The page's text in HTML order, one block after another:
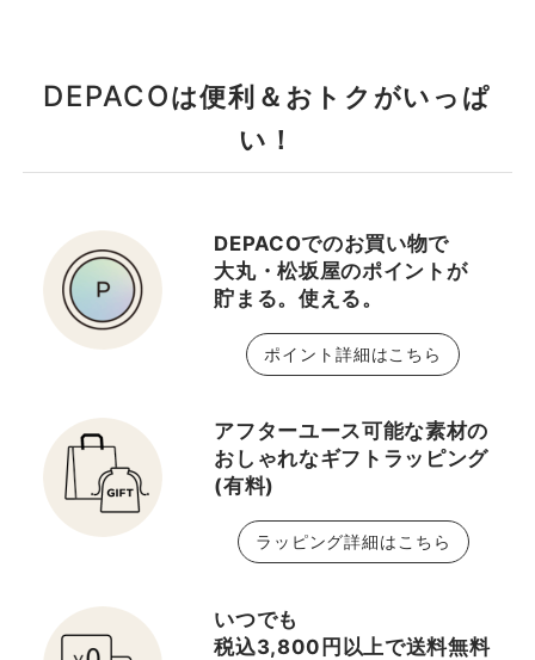
使用ください。 カラーは
全10色で、どれも透け感
心地でリフレッシュした
い時にもおすすめです！
単体でナチュラルなリッ
プも素敵ですし、お手持
みてください‼︎🌈
DEPACOは便利＆おトクがいっぱ
い！
DEPACOでのお買い物で
大丸・松坂屋のポイントが
貯まる。使える。
ポイント詳細はこちら
アフターユース可能な素材の
おしゃれなギフトラッピング
(有料)
ラッピング詳細はこちら
いつでも
税込3,800円以上で送料無料